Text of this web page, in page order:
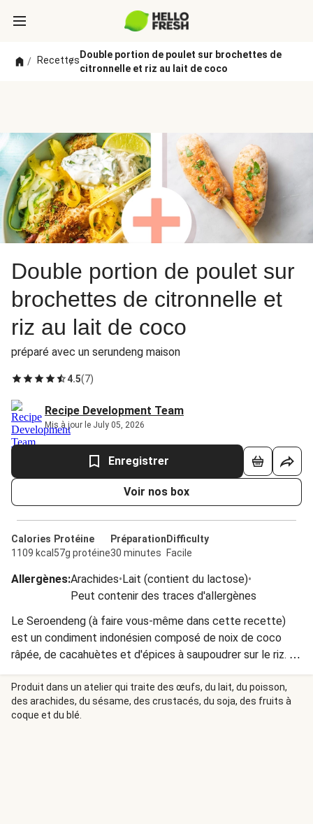
/ Recettes
/
Double portion de poulet sur brochettes de
citronnelle et riz au lait de coco
Double portion de poulet sur
brochettes de citronnelle et
riz au lait de coco
préparé avec un serundeng maison
4.5(7)
Recipe Development Team
Mis à jour le July 05, 2026
Enregistrer
Voir nos box
Calories
1109 kcal
Protéine
57g protéine
Préparation
30 minutes
Difficulty
Facile
Allergènes:Arachides•Lait (contient du lactose)•
Peut contenir des traces d'allergènes
Le Seroendeng (à faire vous-même dans cette recette)
est un condiment indonésien composé de noix de coco
râpée, de cacahuètes et d'épices à saupoudrer sur le riz. Un
régal de saveurs !
Produit dans un atelier qui traite des œufs, du lait, du poisson,
des arachides, du sésame, des crustacés, du soja, des fruits à
coque et du blé.